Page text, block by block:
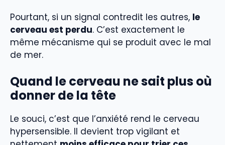
Pourtant, si un signal contredit les autres, le
cerveau est perdu. C’est exactement le
même mécanisme qui se produit avec le mal
de mer.
Quand le cerveau ne sait plus où
donner de la tête
Le souci, c’est que l’anxiété rend le cerveau
hypersensible. Il devient trop vigilant et